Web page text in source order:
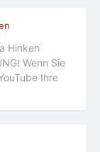
Hinken
Wenn Sie
Ihre